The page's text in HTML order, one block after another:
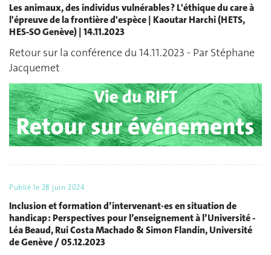
Les animaux, des individus vulnérables ? L'éthique du care à
l'épreuve de la frontière d'espèce | Kaoutar Harchi (HETS,
HES-SO Genève) | 14.11.2023
Retour sur la conférence du 14.11.2023 - Par Stéphane
Jacquemet
Publié le 28 juin 2024
Inclusion et formation d’intervenant·es en situation de
handicap : Perspectives pour l’enseignement à l’Université -
Léa Beaud, Rui Costa Machado & Simon Flandin, Université
de Genève / 05.12.2023